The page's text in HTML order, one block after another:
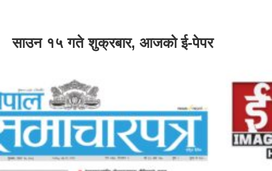
साउन १५ गते शुक्रबार, आजको ई-पेपर